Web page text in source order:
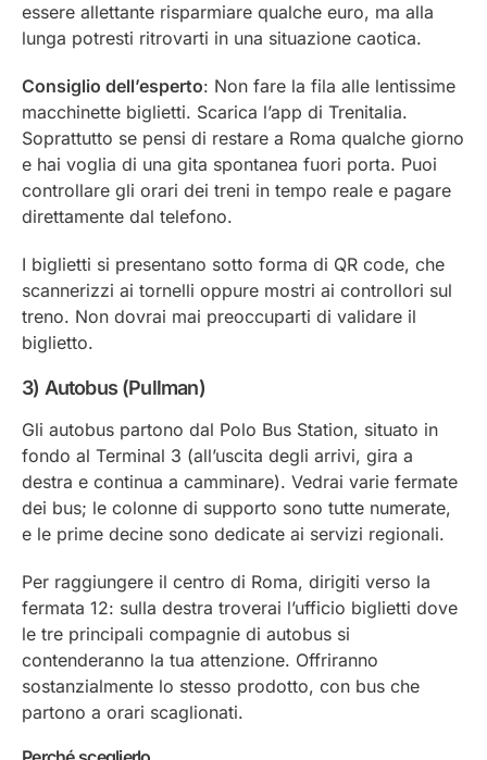
essere allettante risparmiare qualche euro, ma alla
lunga potresti ritrovarti in una situazione caotica.
Consiglio dell’esperto: Non fare la fila alle lentissime
macchinette biglietti. Scarica l’app di Trenitalia.
Soprattutto se pensi di restare a Roma qualche giorno
e hai voglia di una gita spontanea fuori porta. Puoi
controllare gli orari dei treni in tempo reale e pagare
direttamente dal telefono.
I biglietti si presentano sotto forma di QR code, che
scannerizzi ai tornelli oppure mostri ai controllori sul
treno. Non dovrai mai preoccuparti di validare il
biglietto.
3) Autobus (Pullman)
Gli autobus partono dal Polo Bus Station, situato in
fondo al Terminal 3 (all’uscita degli arrivi, gira a
destra e continua a camminare). Vedrai varie fermate
dei bus; le colonne di supporto sono tutte numerate,
e le prime decine sono dedicate ai servizi regionali.
Per raggiungere il centro di Roma, dirigiti verso la
fermata 12: sulla destra troverai l’ufficio biglietti dove
le tre principali compagnie di autobus si
contenderanno la tua attenzione. Offriranno
sostanzialmente lo stesso prodotto, con bus che
partono a orari scaglionati.